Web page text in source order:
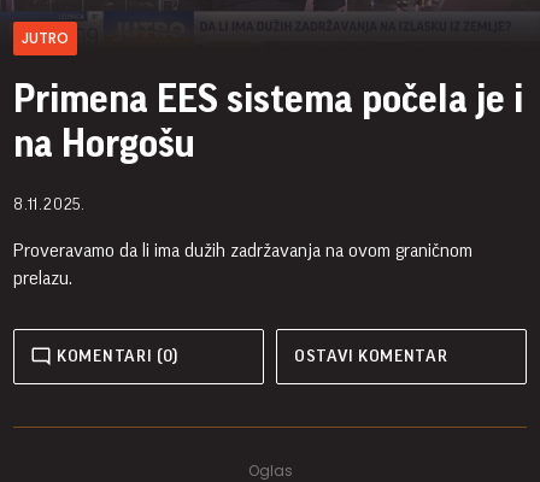
JUTRO
Primena EES sistema počela je i
na Horgošu
8.11.2025.
Proveravamo da li ima dužih zadržavanja na ovom graničnom
prelazu.
KOMENTARI (0) OSTAVI KOMENTAR